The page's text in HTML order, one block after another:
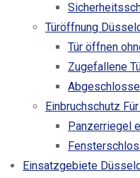
Türöffnung
Tür öffnen
Zugefallene
Einbruchschutz
Panzerriegel
Einsatzgebiete